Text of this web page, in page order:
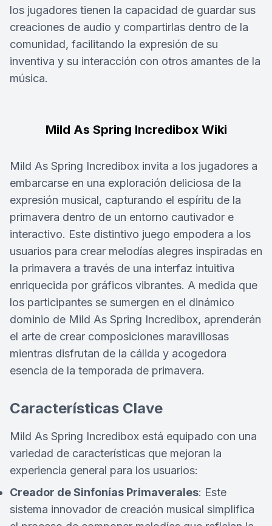
los jugadores tienen la capacidad de guardar sus
creaciones de audio y compartirlas dentro de la
comunidad, facilitando la expresión de su
inventiva y su interacción con otros amantes de la
música.
Mild As Spring Incredibox Wiki
Mild As Spring Incredibox invita a los jugadores a
embarcarse en una exploración deliciosa de la
expresión musical, capturando el espíritu de la
primavera dentro de un entorno cautivador e
interactivo. Este distintivo juego empodera a los
usuarios para crear melodías alegres inspiradas en
la primavera a través de una interfaz intuitiva
enriquecida por gráficos vibrantes. A medida que
los participantes se sumergen en el dinámico
dominio de Mild As Spring Incredibox, aprenderán
el arte de crear composiciones maravillosas
mientras disfrutan de la cálida y acogedora
esencia de la temporada de primavera.
Características Clave
Mild As Spring Incredibox está equipado con una
variedad de características que mejoran la
experiencia general para los usuarios:
Creador de Sinfonías Primaverales: Este
sistema innovador de creación musical simplifica